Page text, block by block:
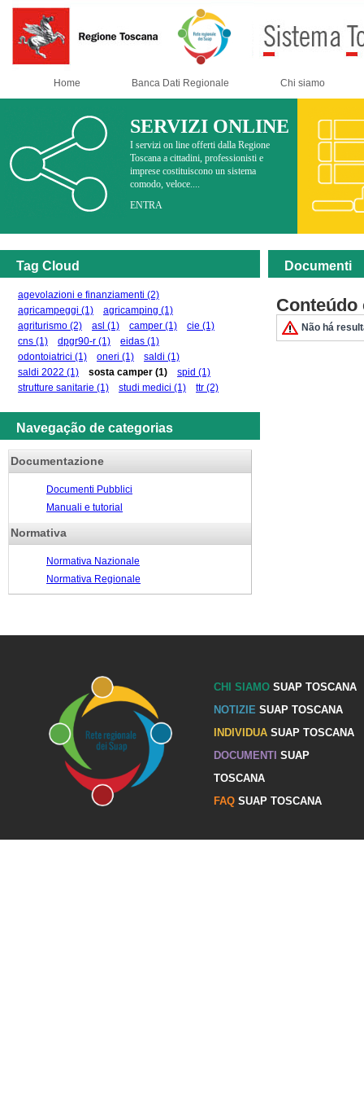
Home Banca Dati Regionale Chi siamo
SERVIZI ONLINE
I servizi on line offerti dalla Regione
Toscana a cittadini, professionisti e
imprese costituiscono un sistema
comodo, veloce....
ENTRA
Tag Cloud
agevolazioni e finanziamenti (2)
agricampeggi (1) agricamping (1)
agriturismo (2) asl (1) camper (1) cie (1)
cns (1) dpgr90-r (1) eidas (1)
odontoiatrici (1) oneri (1) saldi (1)
saldi 2022 (1) sosta camper (1) spid (1)
strutture sanitarie (1) studi medici (1) ttr (2)
Navegação de categorias
Documentazione
Documenti Pubblici
Manuali e tutorial
Normativa
Normativa Nazionale
Normativa Regionale
Documenti
Não há
CHI SIAMOSUAP TOSCANA
NOTIZIE SUAP TOSCANA
INDIVIDUASUAP TOSCANA
DOCUMENTI SUAP
TOSCANA
FAQSUAP TOSCANA